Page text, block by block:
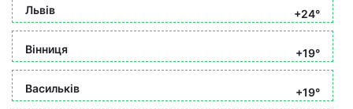
Львів +24°
Вінниця +19°
Васильків +19°